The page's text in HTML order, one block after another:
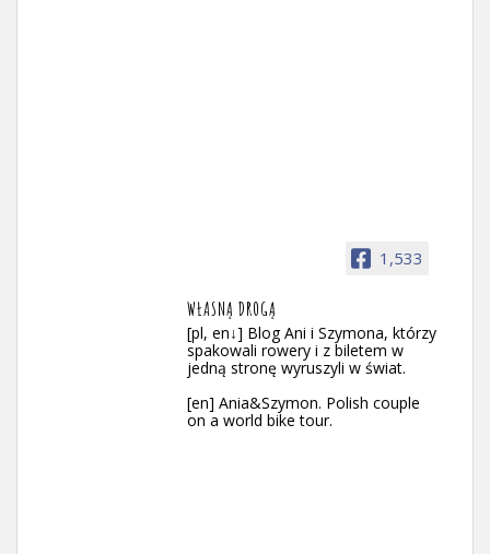
1,533
WŁASNĄ DROGĄ
[pl, en↓] Blog Ani i Szymona, którzy
spakowali rowery i z biletem w
jedną stronę wyruszyli w świat.
[en] Ania&Szymon. Polish couple
on a world bike tour.